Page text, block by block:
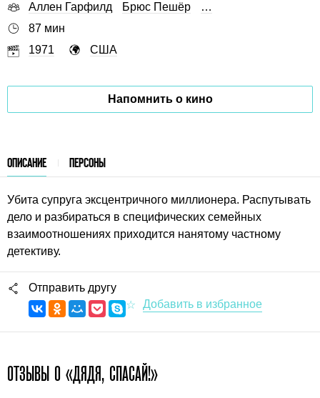
Аллен Гарфилд
Брюс Пешёр
…
87 мин
1971
США
Напомнить о кино
ОПИСАНИЕ ПЕРСОНЫ
Убита супруга эксцентричного миллионера. Распутывать
дело и разбираться в специфических семейных
взаимоотношениях приходится нанятому частному
детективу.
Отправить другу
ОТЗЫВЫ О «ДЯДЯ, СПАСАЙ!»